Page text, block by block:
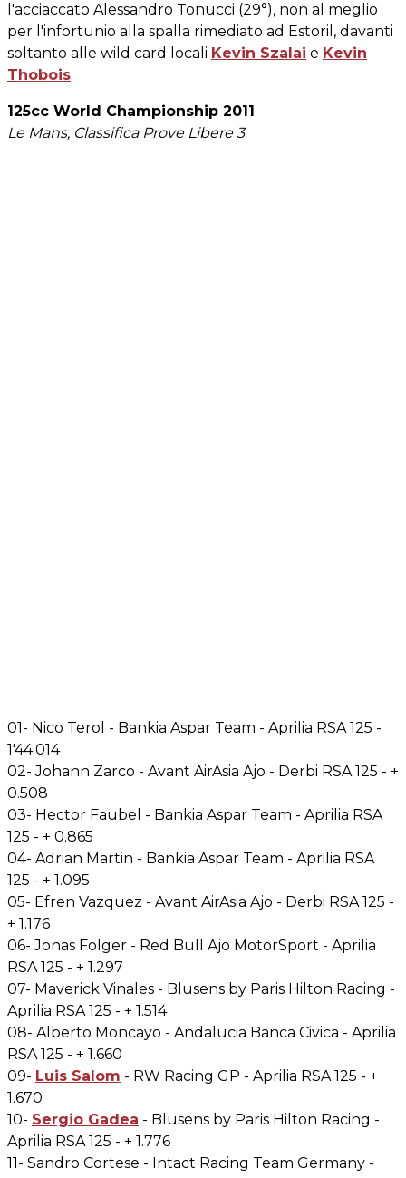
l'acciaccato Alessandro Tonucci (29°), non al meglio
per l'infortunio alla spalla rimediato ad Estoril, davanti
soltanto alle wild card locali Kevin Szalai e Kevin
Thobois.
125cc World Championship 2011
Le Mans, Classifica Prove Libere 3
01- Nico Terol - Bankia Aspar Team - Aprilia RSA 125 -
1'44.014
02- Johann Zarco - Avant AirAsia Ajo - Derbi RSA 125 - +
0.508
03- Hector Faubel - Bankia Aspar Team - Aprilia RSA
125 - + 0.865
04- Adrian Martin - Bankia Aspar Team - Aprilia RSA
125 - + 1.095
05- Efren Vazquez - Avant AirAsia Ajo - Derbi RSA 125 -
+ 1.176
06- Jonas Folger - Red Bull Ajo MotorSport - Aprilia
RSA 125 - + 1.297
07- Maverick Vinales - Blusens by Paris Hilton Racing -
Aprilia RSA 125 - + 1.514
08- Alberto Moncayo - Andalucia Banca Civica - Aprilia
RSA 125 - + 1.660
09- Luis Salom - RW Racing GP - Aprilia RSA 125 - +
1.670
10- Sergio Gadea - Blusens by Paris Hilton Racing -
Aprilia RSA 125 - + 1.776
11- Sandro Cortese - Intact Racing Team Germany -